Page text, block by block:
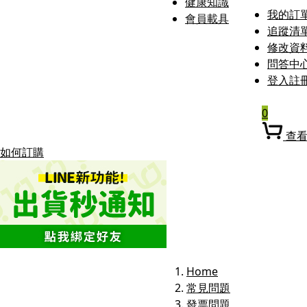
會員載具
我的訂
追蹤清
修改資
問答中
登入註
0
查
如何訂購
Home
常見問題